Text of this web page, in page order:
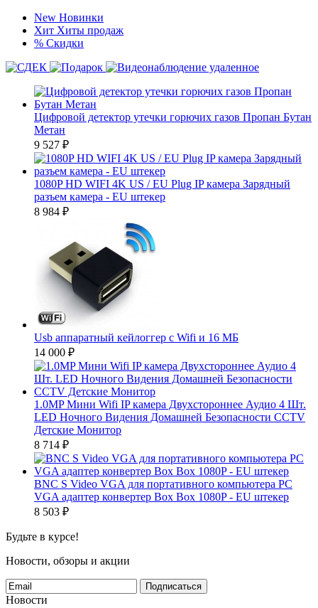
New Новинки
Хит Хиты продаж
% Скидки
Цифровой детектор утечки горючих газов Пропан Бутан
Метан
9 527 ₽
1080P HD WIFI 4K US / EU Plug IP камера Зарядный
разъем камера - EU штекер
8 984 ₽
Usb аппаратный кейлоггер с Wifi и 16 МБ
14 000 ₽
1.0MP Мини Wifi IP камера Двухстороннее Аудио 4 Шт.
LED Ночного Видения Домашней Безопасности CCTV
Детские Монитор
8 714 ₽
BNC S Video VGA для портативного компьютера PC
VGA адаптер конвертер Box Box 1080P - EU штекер
8 503 ₽
Будьте в курсе!
Новости, обзоры и акции
Подписаться
Новости